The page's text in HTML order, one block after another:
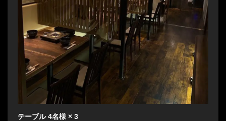
テーブル4名様 × 3